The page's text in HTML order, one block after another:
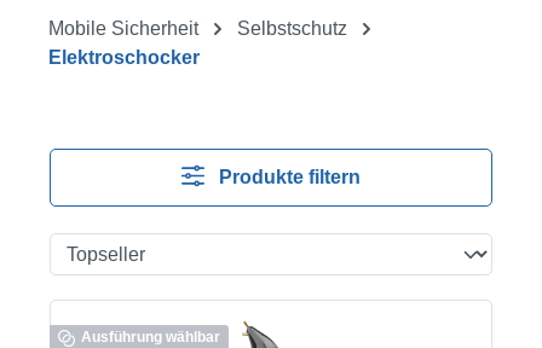
Mobile Sicherheit
Selbstschutz
Elektroschocker
Produkte filtern
Ausführung wählbar